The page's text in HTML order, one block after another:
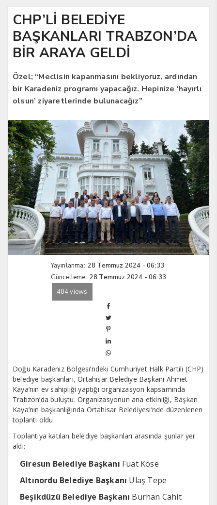
CHP’Lİ BELEDİYE
BAŞKANLARI TRABZON’DA
BİR ARAYA GELDİ
Özel; “Meclisin kapanmasını bekliyoruz, ardından
bir Karadeniz programı yapacağız. Hepinize ‘hayırlı
olsun’ ziyaretlerinde bulunacağız”
Yayınlanma: 28 Temmuz 2024 - 06:33
Güncelleme: 28 Temmuz 2024 - 06:33
484 views
Doğu Karadeniz Bölgesi’ndeki Cumhuriyet Halk Partili (CHP)
belediye başkanları, Ortahisar Belediye Başkanı Ahmet
Kaya’nın ev sahipliği yaptığı organizasyon kapsamında
Trabzon’da buluştu. Organizasyonun ana etkinliği, Başkan
Kaya’nın başkanlığında Ortahisar Belediyesi’nde düzenlenen
toplantı oldu.
Toplantıya katılan belediye başkanları arasında şunlar yer
aldı:
Giresun Belediye Başkanı Fuat Köse
Altınordu Belediye Başkanı Ulaş Tepe
Beşikdüzü Belediye Başkanı Burhan Cahit